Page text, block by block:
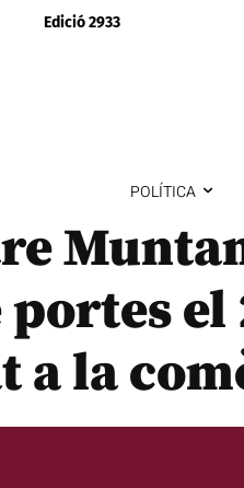
Edició 2933
POLÍTICA
el
a la